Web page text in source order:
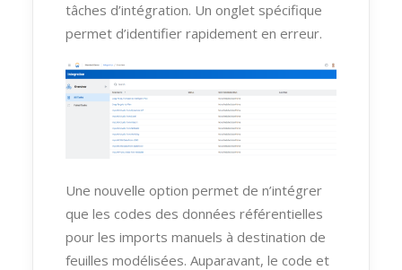
tâches d’intégration. Un onglet spécifique
permet d’identifier rapidement en erreur.
Une nouvelle option permet de n’intégrer
que les codes des données référentielles
pour les imports manuels à destination de
feuilles modélisées. Auparavant, le code et